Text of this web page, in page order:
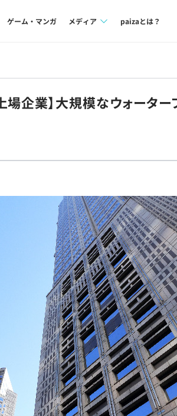
ゲーム・マンガ メディア
note
paizaとは？
企業】大規模なウォーター